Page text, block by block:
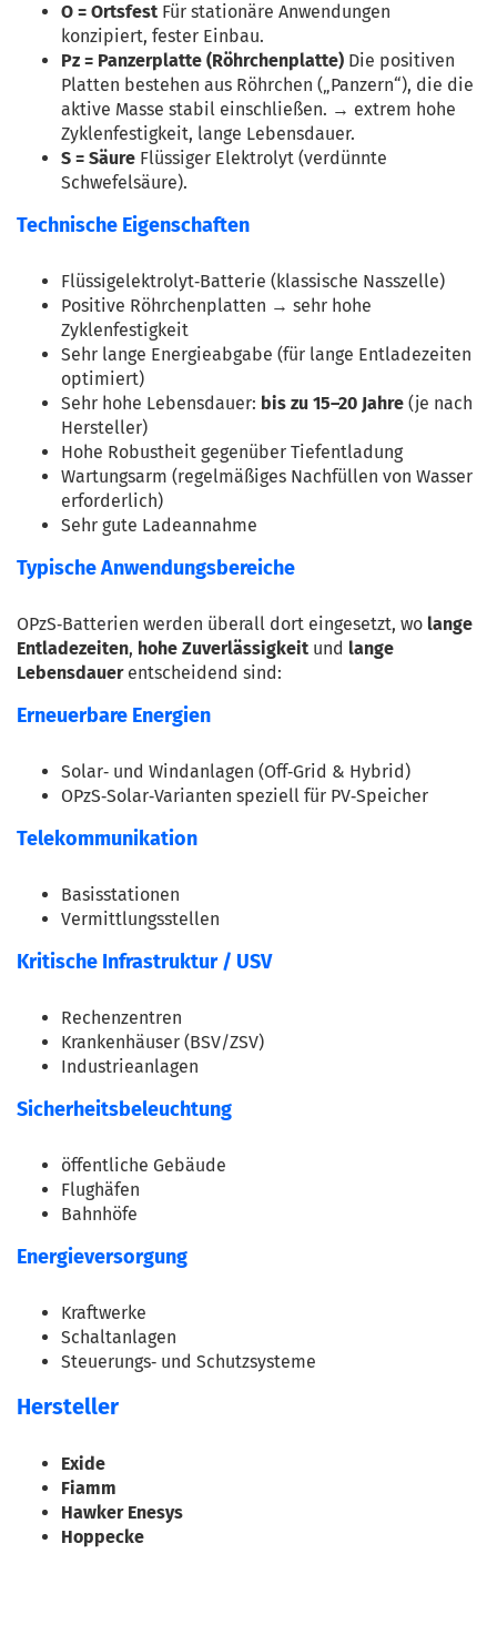
O = Ortsfest Für stationäre Anwendungen
konzipiert, fester Einbau.
Pz = Panzerplatte (Röhrchenplatte) Die positiven
Platten bestehen aus Röhrchen („Panzern“), die die
aktive Masse stabil einschließen. → extrem hohe
Zyklenfestigkeit, lange Lebensdauer.
S = Säure Flüssiger Elektrolyt (verdünnte
Schwefelsäure).
Technische Eigenschaften
Flüssigelektrolyt‑Batterie (klassische Nasszelle)
Positive Röhrchenplatten → sehr hohe
Zyklenfestigkeit
Sehr lange Energieabgabe (für lange Entladezeiten
optimiert)
Sehr hohe Lebensdauer: bis zu 15–20 Jahre (je nach
Hersteller)
Hohe Robustheit gegenüber Tiefentladung
Wartungsarm (regelmäßiges Nachfüllen von Wasser
erforderlich)
Sehr gute Ladeannahme
Typische Anwendungsbereiche
OPzS‑Batterien werden überall dort eingesetzt, wo lange
Entladezeiten, hohe Zuverlässigkeit und lange
Lebensdauer entscheidend sind:
Erneuerbare Energien
Solar‑ und Windanlagen (Off‑Grid & Hybrid)
OPzS‑Solar‑Varianten speziell für PV‑Speicher
Telekommunikation
Basisstationen
Vermittlungsstellen
Kritische Infrastruktur / USV
Rechenzentren
Krankenhäuser (BSV/ZSV)
Industrieanlagen
Sicherheitsbeleuchtung
öffentliche Gebäude
Flughäfen
Bahnhöfe
Energieversorgung
Kraftwerke
Schaltanlagen
Steuerungs‑ und Schutzsysteme
Hersteller
Exide
Fiamm
Hawker Enesys
Hoppecke